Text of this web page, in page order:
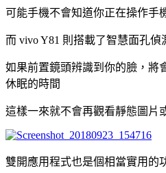
可能手機不會知道你正在操作手
而 vivo Y81 則搭載了智慧面孔偵
如果前置鏡頭辨識到你的臉，將
休眠的時間
這樣一來就不會再觀看靜態圖片
雙開應用程式也是個相當實用的